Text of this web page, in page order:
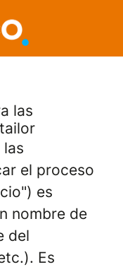
las
el proceso
es
nombre de
del
Es